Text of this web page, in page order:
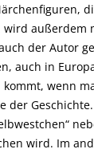
außerdem
der Autor
auch in
wenn
der
wird. Im